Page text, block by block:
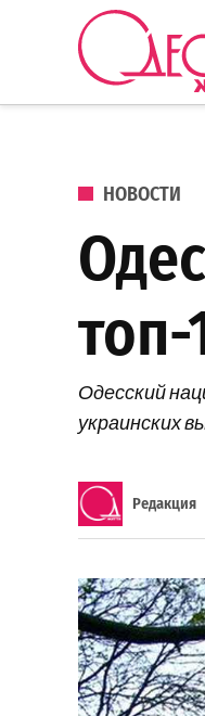
Перейти к содержанию
НОВОСТИ
Одесский
украинских
Редакция